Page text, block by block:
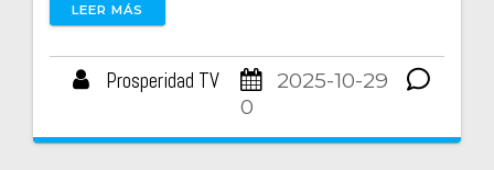
LEER MÁS
Prosperidad TV
2025-10-29
0